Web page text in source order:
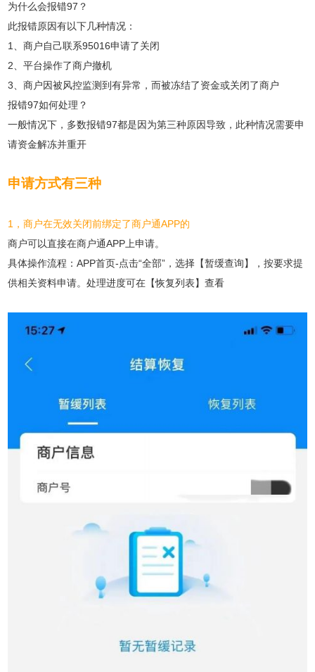
为什么会报错97？
此报错原因有以下几种情况：
1、商户自己联系95016申请了关闭
2、平台操作了商户撤机
3、商户因被风控监测到有异常，而被冻结了资金或关闭了商户
报错97如何处理？
一般情况下，多数报错97都是因为第三种原因导致，此种情况需要申
请资金解冻并重开
申请方式有三种
1，商户在无效关闭前绑定了商户通APP的
商户可以直接在商户通APP上申请。
具体操作流程：APP首页-点击“全部”，选择【暂缓查询】，按要求提
供相关资料申请。处理进度可在【恢复列表】查看